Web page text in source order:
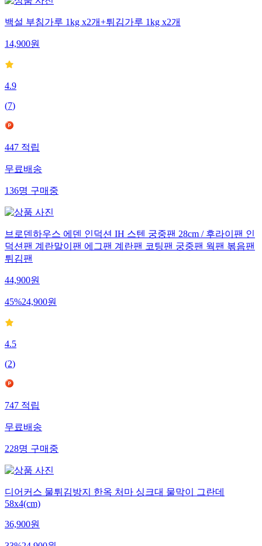
백설 부침가루 1kg x2개+튀김가루 1kg x2개
14,900원
4.9
(7)
447적립
무료배송
136명구매중
브로덴하우스 에덴 인덕션 IH 스텐 궁중팬 28cm / 후라이팬 인
덕션팬 계란말이팬 에그팬 계란팬 코팅팬 궁중팬 웍팬 볶음팬
튀김팬
44,900원
45%24,900원
4.5
(2)
747적립
무료배송
228명구매중
디어커스 물튀김방지 한옥 처마 싱크대 물막이 그란데
58x4(cm)
36,900원